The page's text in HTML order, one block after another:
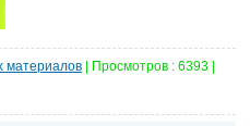
материалов | Просмотров : 6393 |